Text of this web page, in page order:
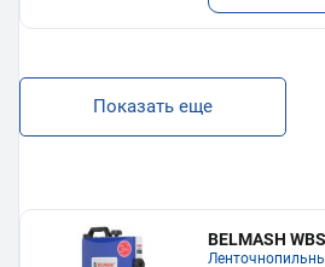
Показать еще
BELMASH